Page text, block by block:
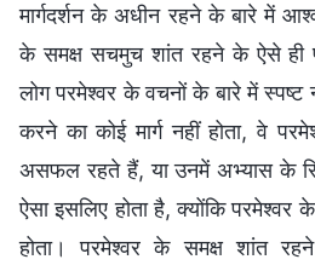
मार्गदर्शन के अधीन रहने के बारे में
के समक्ष सचमुच शांत रहने के ऐसे ही
लोग परमेश्वर के वचनों के बारे में
करने का कोई मार्ग नहीं होता, वे
असफल रहते हैं, या उनमें अभ्यास के
ऐसा इसलिए होता है, क्योंकि परमेश्वर
होता। परमेश्वर के समक्ष शांत